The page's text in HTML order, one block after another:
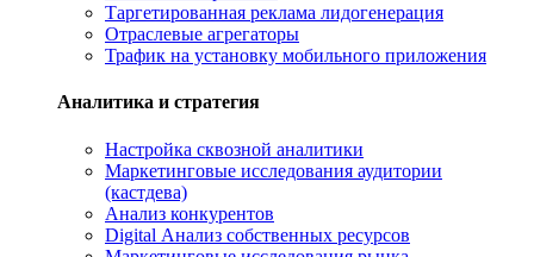
Таргетированная реклама лидогенерация
Отраслевые агрегаторы
Трафик на установку мобильного приложения
Аналитика и стратегия
Настройка сквозной аналитики
Маркетинговые исследования аудитории
(кастдева)
Анализ конкурентов
Digital Анализ собственных ресурсов